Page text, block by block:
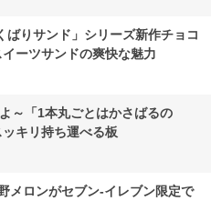
ばりサンド」シリーズ新作チョコ
ーツサンドの爽快な魅力
～「1本丸ごとはかさばるの
キリ持ち運べる板
ロンがセブン‐イレブン限定で